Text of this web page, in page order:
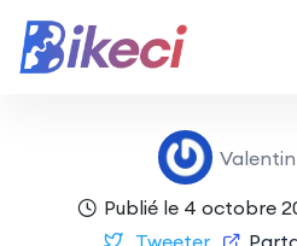
Publié le 4 octobre